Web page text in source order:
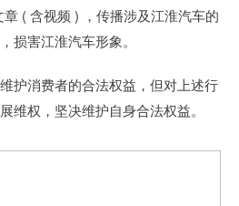
( 含视频 ) ，传播涉及江淮汽车的
损害江淮汽车形象。
护消费者的合法权益，但对上述行
维权，坚决维护自身合法权益。